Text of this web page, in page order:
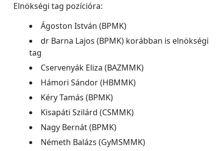
Elnökségi tag pozícióra:
Ágoston István (BPMK)
dr Barna Lajos (BPMK) korábban is elnökségi
tag
Cservenyák Eliza (BAZMMK)
Hámori Sándor (HBMMK)
Kéry Tamás (BPMK)
Kisapáti Szilárd (CSMMK)
Nagy Bernát (BPMK)
Németh Balázs (GyMSMMK)